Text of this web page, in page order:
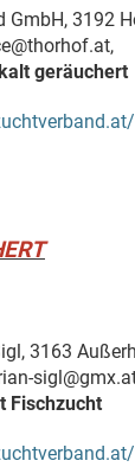
3192
geräuchert
3163
Fischzucht